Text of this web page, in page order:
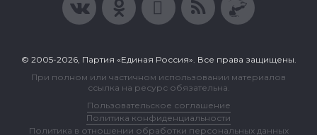
© 2005-2026, Партия «Единая Россия». Все права защищены.
При полном или частичном использовании материалов
ссылка на ресурс обязательна.
Пользовательское соглашение
Политика конфиденциальности
Политика в отношении обработки персональных данных